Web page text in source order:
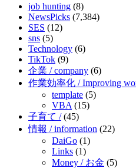
job hunting (8)
NewsPicks (7,384)
SES (12)
sns (5)
Technology (6)
TikTok (9)
企業 / company (6)
作業効率化 / Improving
template (5)
VBA (15)
子育て /(45)
情報 / information (22)
DaiGo (1)
Links (1)
Money / お金 (5)